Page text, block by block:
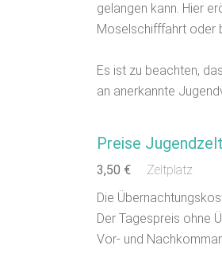
gelangen kann. Hier
Moselschifffahrt oder
Es ist zu beachten,
an anerkannte
Preise
3,50 €
Zeltplatz
Die
Der Tagespreis ohne
Vor- und